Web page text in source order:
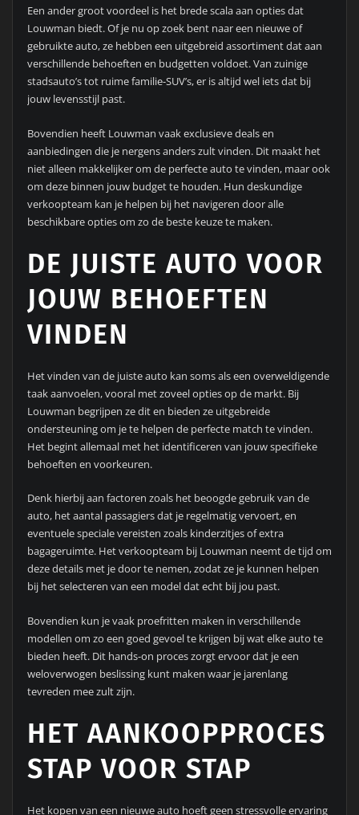
Een ander groot voordeel is het brede scala aan opties dat
Louwman biedt. Of je nu op zoek bent naar een nieuwe of
gebruikte auto, ze hebben een uitgebreid assortiment dat aan
verschillende behoeften en budgetten voldoet. Van zuinige
stadsauto’s tot ruime familie-SUV’s, er is altijd wel iets dat bij
jouw levensstijl past.
Bovendien heeft Louwman vaak exclusieve deals en
aanbiedingen die je nergens anders zult vinden. Dit maakt het
niet alleen makkelijker om de perfecte auto te vinden, maar ook
om deze binnen jouw budget te houden. Hun deskundige
verkoopteam kan je helpen bij het navigeren door alle
beschikbare opties om zo de beste keuze te maken.
DE JUISTE AUTO VOOR
JOUW BEHOEFTEN
VINDEN
Het vinden van de juiste auto kan soms als een overweldigende
taak aanvoelen, vooral met zoveel opties op de markt. Bij
Louwman begrijpen ze dit en bieden ze uitgebreide
ondersteuning om je te helpen de perfecte match te vinden.
Het begint allemaal met het identificeren van jouw specifieke
behoeften en voorkeuren.
Denk hierbij aan factoren zoals het beoogde gebruik van de
auto, het aantal passagiers dat je regelmatig vervoert, en
eventuele speciale vereisten zoals kinderzitjes of extra
bagageruimte. Het verkoopteam bij Louwman neemt de tijd om
deze details met je door te nemen, zodat ze je kunnen helpen
bij het selecteren van een model dat echt bij jou past.
Bovendien kun je vaak proefritten maken in verschillende
modellen om zo een goed gevoel te krijgen bij wat elke auto te
bieden heeft. Dit hands-on proces zorgt ervoor dat je een
weloverwogen beslissing kunt maken waar je jarenlang
tevreden mee zult zijn.
HET AANKOOPPROCES
STAP VOOR STAP
Het kopen van een nieuwe auto hoeft geen stressvolle ervaring